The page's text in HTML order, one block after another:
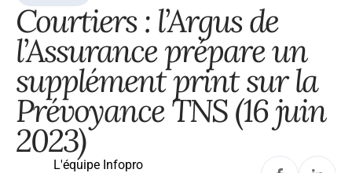
Courtiers : l’Argus de
l’Assurance prépare un
supplément print sur la
Prévoyance TNS (16 juin
2023)
L'équipe Infopro